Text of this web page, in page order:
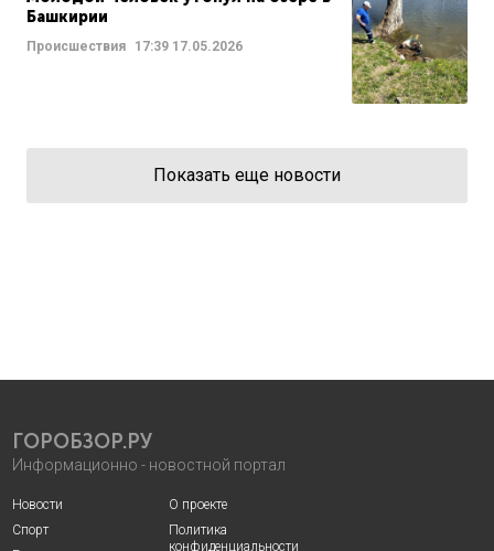
Башкирии
Происшествия 17:39 17.05.2026
Показать еще новости
ГОРОБЗОР.РУ
Информационно - новостной портал
Новости
Спорт
О проекте
Политика
конфиденциальности